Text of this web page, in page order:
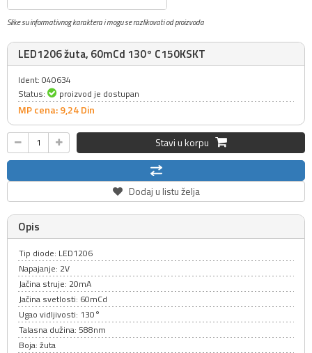
Slike su informativnog karaktera i mogu se razlikovati od proizvoda
LED1206 žuta, 60mCd 130° C150KSKT
Ident: 040634
Status:
proizvod je dostupan
MP cena: 9,24Din
Stavi u korpu
Dodaj u listu želja
Opis
Tip diode: LED1206
Napajanje: 2V
Jačina struje: 20mA
Jačina svetlosti: 60mCd
Ugao vidljivosti: 130°
Talasna dužina: 588nm
Boja: žuta